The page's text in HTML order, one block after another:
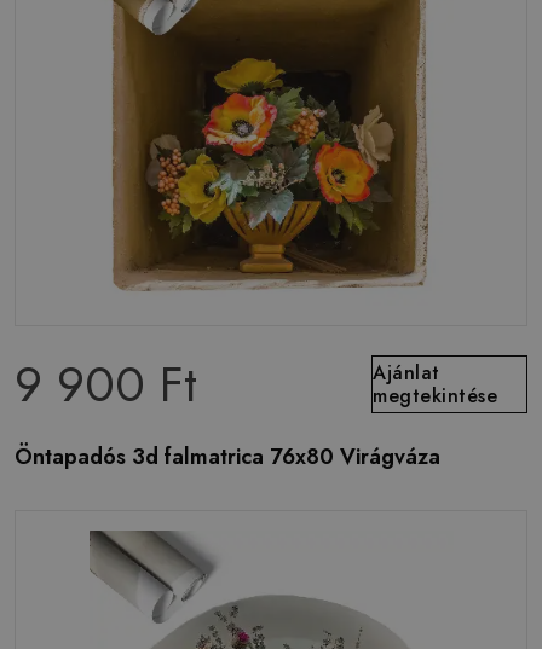
9 900 Ft
Ajánlat
megtekintése
Öntapadós 3d falmatrica 76x80 Virágváza